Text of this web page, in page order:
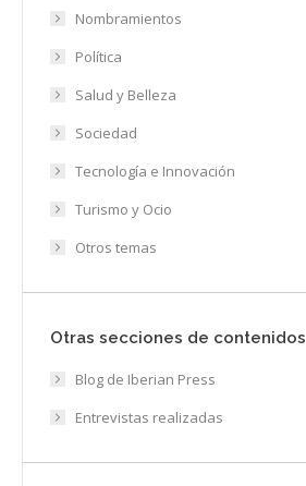
Nombramientos
Política
Salud y Belleza
Sociedad
Tecnología e Innovación
Turismo y Ocio
Otros temas
Otras secciones de contenidos
Blog de Iberian Press
Entrevistas realizadas